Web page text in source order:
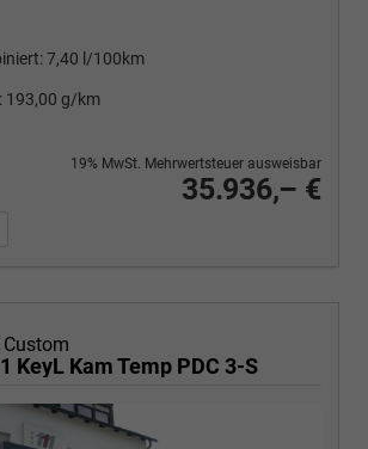
7,40 l/100km
193,00 g/km
35.936,– €
19% MwSt. Mehrwertsteuer ausweisbar
drucken
KeyL Kam Temp PDC 3-S